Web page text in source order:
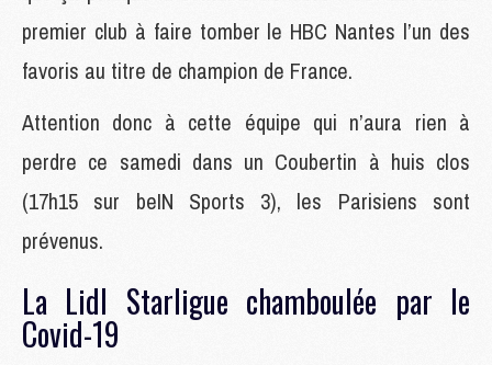
premier club à faire tomber le HBC Nantes l’un des
favoris au titre de champion de France.
Attention donc à cette équipe qui n’aura rien à
perdre ce samedi dans un Coubertin à huis clos
(17h15 sur beIN Sports 3), les Parisiens sont
prévenus.
La Lidl Starligue chamboulée par le
Covid-19